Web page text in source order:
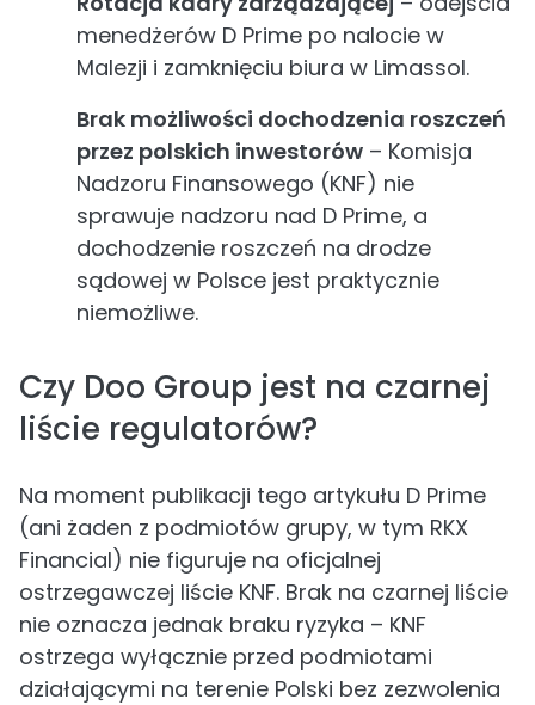
menedżerów D Prime po nalocie w
Malezji i zamknięciu biura w Limassol.
Brak możliwości dochodzenia roszczeń
przez polskich inwestorów – Komisja
Nadzoru Finansowego (KNF) nie
sprawuje nadzoru nad D Prime, a
dochodzenie roszczeń na drodze
sądowej w Polsce jest praktycznie
niemożliwe.
Czy Doo Group jest na czarnej
liście regulatorów?
Na moment publikacji tego artykułu D Prime
(ani żaden z podmiotów grupy, w tym RKX
Financial) nie figuruje na oficjalnej
ostrzegawczej liście KNF. Brak na czarnej liście
nie oznacza jednak braku ryzyka – KNF
ostrzega wyłącznie przed podmiotami
działającymi na terenie Polski bez zezwolenia